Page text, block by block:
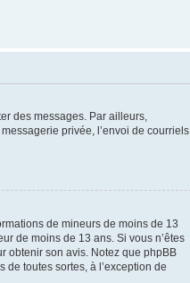
des messages. Par ailleurs,
privée, l’envoi de courriels
de mineurs de moins de 13
de moins de 13 ans. Si vous n’êtes
obtenir son avis. Notez que phpBB
toutes sortes, à l’exception de